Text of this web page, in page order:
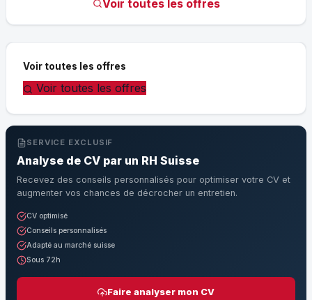
Voir toutes les offres
Voir toutes les offres
Voir toutes les offres
SERVICE EXCLUSIF
Analyse de CV par un RH Suisse
Recevez des conseils personnalisés pour optimiser votre CV et
augmenter vos chances de décrocher un entretien.
CV optimisé
Conseils personnalisés
Adapté au marché suisse
Sous 72h
Faire analyser mon CV